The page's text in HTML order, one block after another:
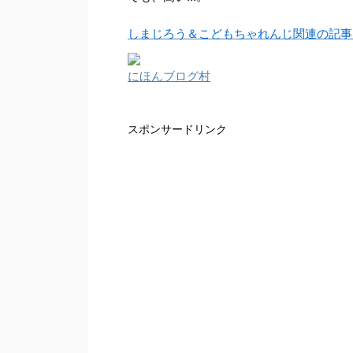
しまじろう＆こどもちゃれんじ関連の記
にほんブログ村
スポンサードリンク